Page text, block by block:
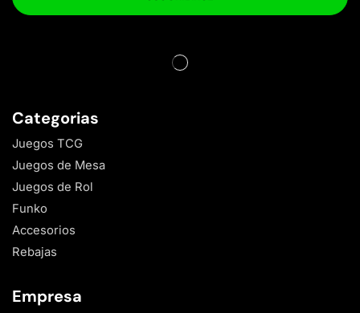
Categorias
Juegos TCG
Juegos de Mesa
Juegos de Rol
Funko
Accesorios
Rebajas
Empresa